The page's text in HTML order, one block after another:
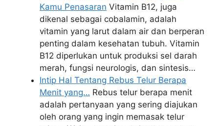
Kamu Penasaran Vitamin B12, juga
dikenal sebagai cobalamin, adalah
vitamin yang larut dalam air dan berperan
penting dalam kesehatan tubuh. Vitamin
B12 diperlukan untuk produksi sel darah
merah, fungsi neurologis, dan sintesis…
Intip Hal Tentang Rebus Telur Berapa
Menit yang… Rebus telur berapa menit
adalah pertanyaan yang sering diajukan
oleh orang yang ingin memasak telur